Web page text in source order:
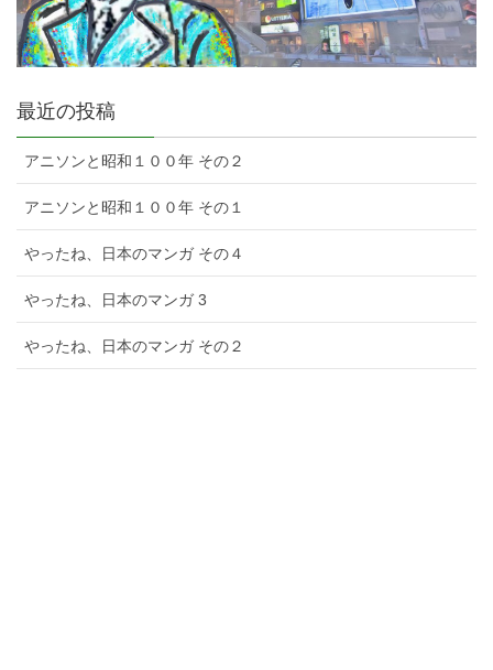
最近の投稿
アニソンと昭和１００年 その２
アニソンと昭和１００年 その１
やったね、日本のマンガ その４
やったね、日本のマンガ 3
やったね、日本のマンガ その２